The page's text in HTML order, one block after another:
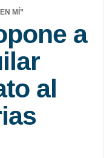
MÍ”
a
al